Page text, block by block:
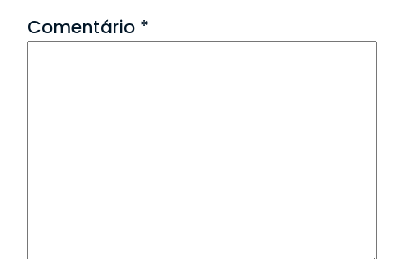
Comentário *